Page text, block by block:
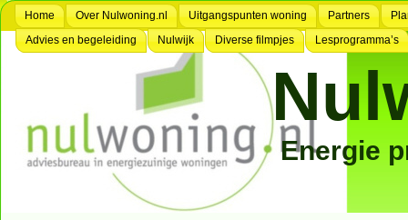
Home Over Nulwoning.nl Uitgangspunten woning Partners
Advies en begeleiding
Nulwijk Diverse filmpjes Lesprogramma’s
Energie